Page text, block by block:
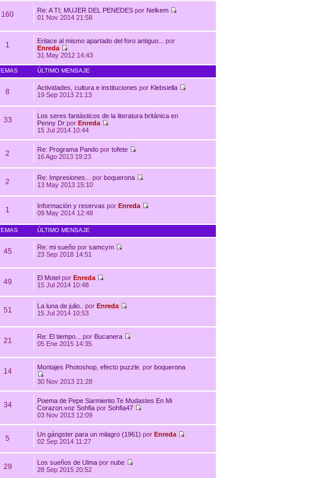
160 Re: A TI; MUJER DEL PENEDESpor Nelkem
01 Nov 2014 21:58
1 Enlace al mismo apartado del foro antiguo...
por
Enreda
31 May 2012 14:43
ÚLTIMO MENSAJE
8 Actividades, cultura e instituciones por Klebsiella
19 Sep 2013 21:13
33
Los seres fantásticos de la literatura británica en
Penny Drpor Enreda
15 Jul 2014 10:44
2 Re: Programa Pandopor tofete
16 Ago 2013 19:23
2 Re: Impresiones... por boquerona
13 May 2013 15:10
1 Información y reservas por Enreda
09 May 2014 12:48
ÚLTIMO MENSAJE
45 Re: mi sueñopor samcym
23 Sep 2018 14:51
49 El Motelpor Enreda
15 Jul 2014 10:48
51 La luna de julio.. por Enreda
15 Jul 2014 10:53
21 Re: El tiempo... por Bucanera
05 Ene 2015 14:35
14 Montajes Photoshop, efecto puzzle. por boquerona
30 Nov 2013 21:28
34
Poema de Pepe Sarmiento.Te Mudastes En Mi
Corazon.voz Sohfiapor Sohfia47
03 Nov 2013 12:09
5 Un gángster para un milagro (1961) por Enreda
02 Sep 2014 11:27
29 Los sueños de Ulmapor nube
28 Sep 2015 20:52